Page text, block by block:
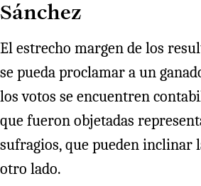
Sánchez
El estrecho margen de los
se pueda proclamar a un
los votos se encuentren
que fueron objetadas
sufragios, que pueden inclinar
otro lado.